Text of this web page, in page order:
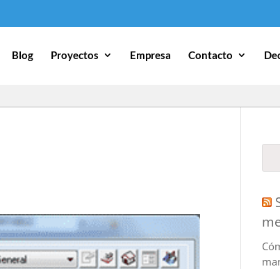
Blog Proyectos Empresa Contacto